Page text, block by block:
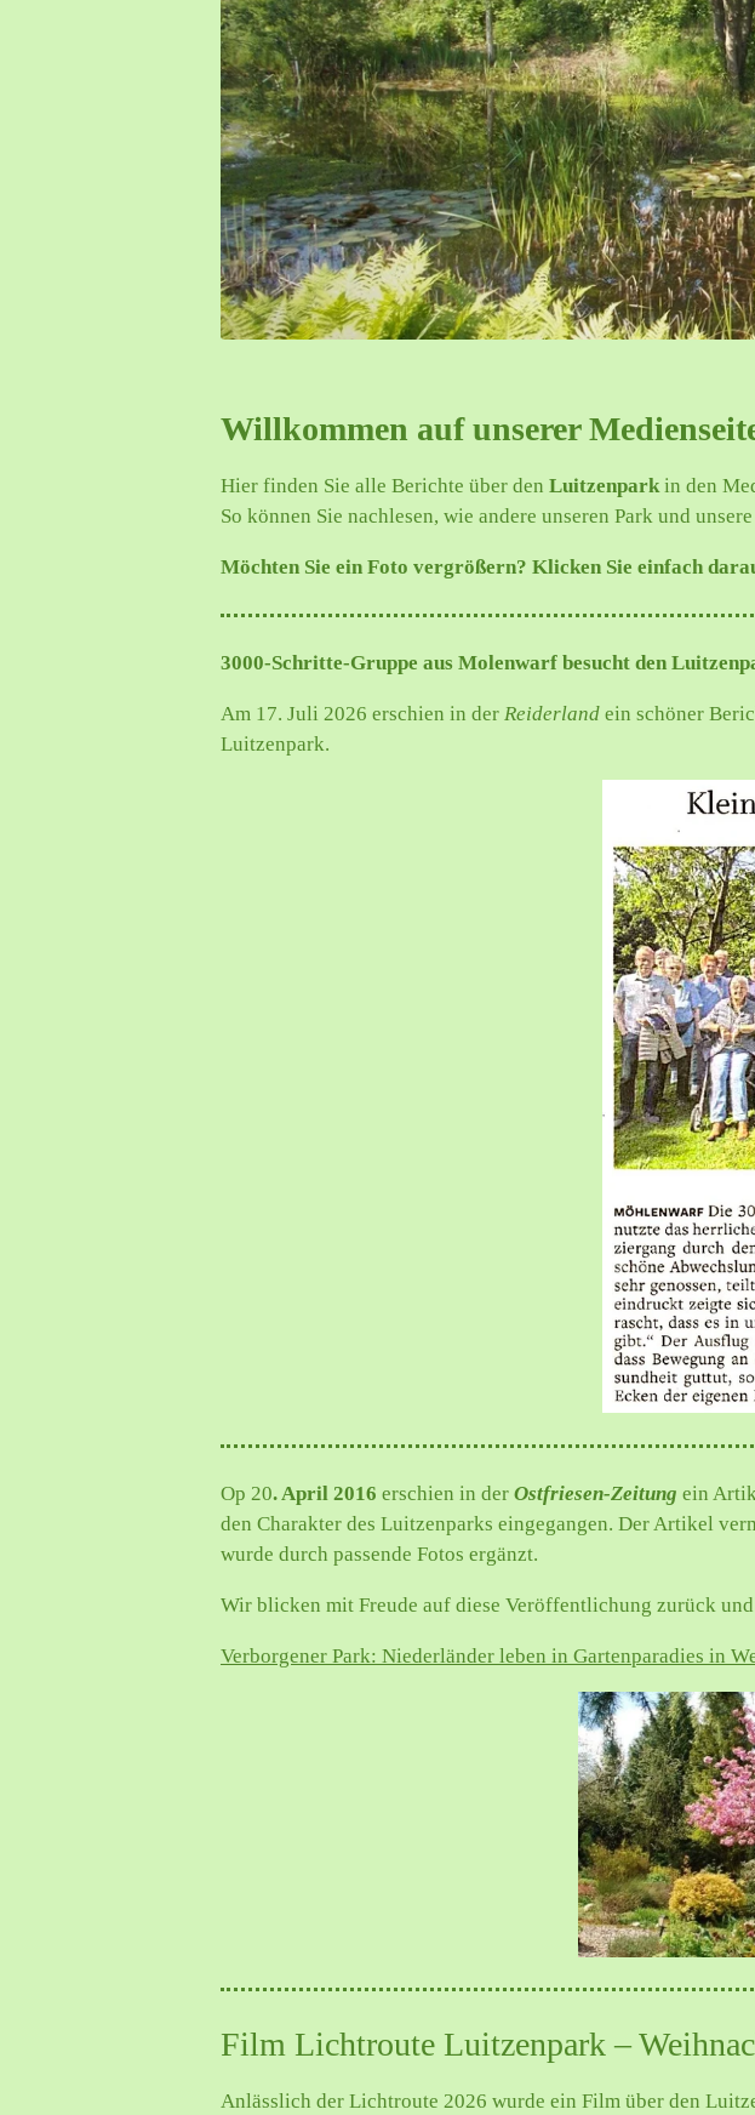
Willkommen auf unserer
Hier finden Sie alle Berichte über den Luitzenparkin den
So können Sie nachlesen, wie andere unseren Park und
Möchten Sie ein Foto vergrößern? Klicken Sie einfach
3000-Schritte-Gruppe aus Molenwarf besucht den
Am 17. Juli 2026 erschien in der Reiderland ein schöner
Luitzenpark.
Op 20. April 2016 erschien in der Ostfriesen-Zeitung ein
den Charakter des Luitzenparks eingegangen. Der Artikel
wurde durch passende Fotos ergänzt.
Wir blicken mit Freude auf diese Veröffentlichung zurück
Verborgener Park: Niederländer leben in Gartenparadies in
Film Lichtroute Luitzenpark –
Anlässlich der Lichtroute 2026 wurde ein Film über den